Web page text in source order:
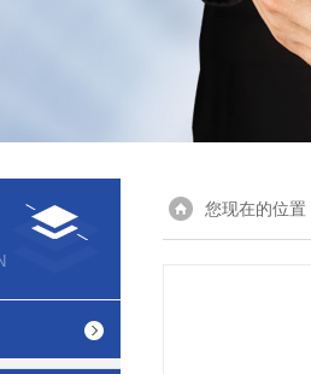
您现在的位置